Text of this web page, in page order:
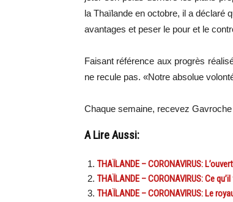
la Thaïlande en octobre, il a déclaré
avantages et peser le pour et le
Faisant référence aux progrès
ne recule pas. «Notre absolue
Chaque semaine, recevez
A Lire Aussi:
THAÏLANDE – CORONAVIRUS:
THAÏLANDE – CORONAVIRUS: Ce
THAÏLANDE – CORONAVIRUS: Le